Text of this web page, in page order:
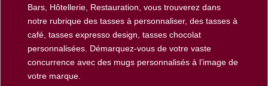
Bars, Hôtellerie, Restauration, vous trouverez dans
notre rubrique des tasses à personnaliser, des tasses à
café, tasses expresso design, tasses chocolat
personnalisées. Démarquez-vous de votre vaste
concurrence avec des mugs personnalisés à l’image de
votre marque.